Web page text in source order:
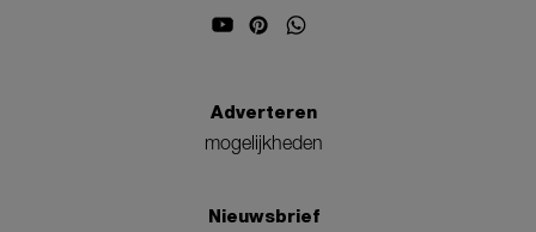
Adverteren
mogelijkheden
Nieuwsbrief